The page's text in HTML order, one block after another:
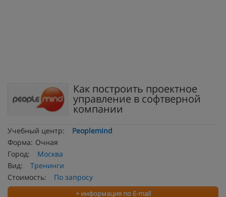
Как построить проектное
управление в софтверной
компании
Учебный центр:
Peoplemind
Форма: Очная
Город:
Москва
Вид:
Тренинги
Стоимость:
По запросу
+ информация по E-mail